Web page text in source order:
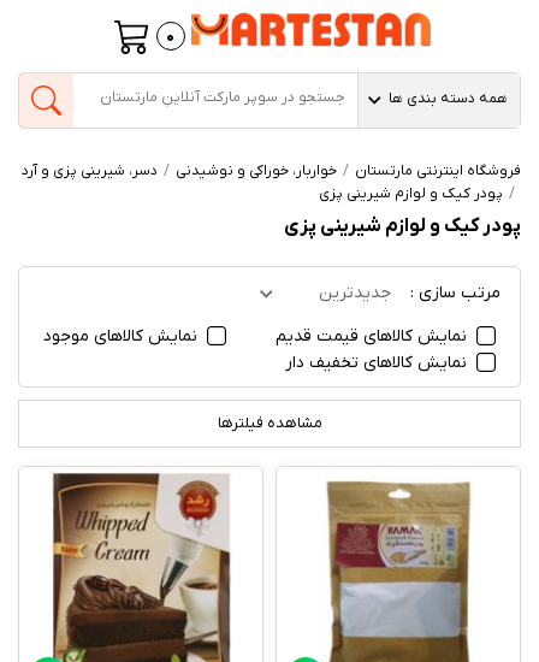
0
همه دسته بندی ها
فروشگاه اینترنتی مارتستان خواربار، خوراکی و نوشیدنی
دسر، شیرینی پزی و آرد
پودر کیک و لوازم شیرینی پزی
پودر کیک و لوازم شیرینی پزی
مرتب سازی :
جدیدترین
نمایش کالاهای قیمت قدیم
نمایش کالاهای موجود
نمایش کالاهای تخفیف دار
مشاهده فیلترها